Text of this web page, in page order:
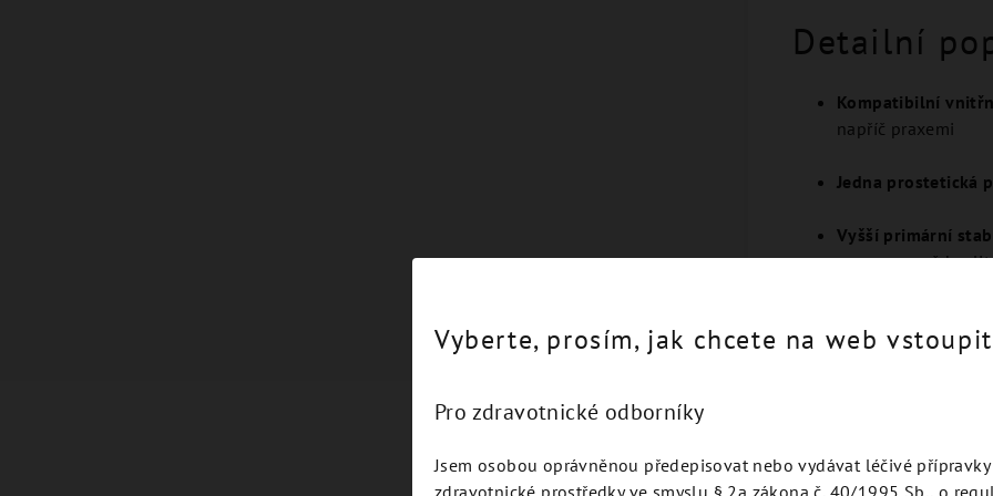
Detailní
Kompatibilní
napříč praxemi
Jedna prostetická
Vyšší primární
pro omezeně
Vyberte, prosím, jak chcete na web vstoupit
Pro zdravotnické odborníky
Jsem osobou oprávněnou předepisovat nebo vydávat léčivé přípravky
zdravotnické prostředky ve smyslu § 2a zákona č. 40/1995 Sb., o